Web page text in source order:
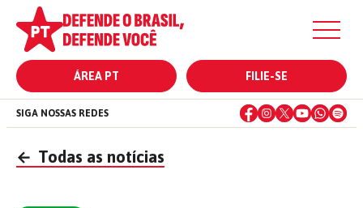
ÁREA PT FILIE-SE
SIGA NOSSAS REDES
← Todas as notícias